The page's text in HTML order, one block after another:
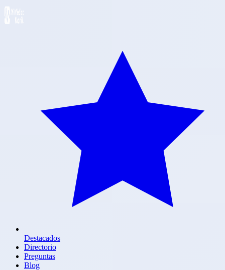
Destacados
Directorio
Preguntas
Blog